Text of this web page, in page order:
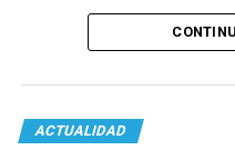
ACTUALIDAD